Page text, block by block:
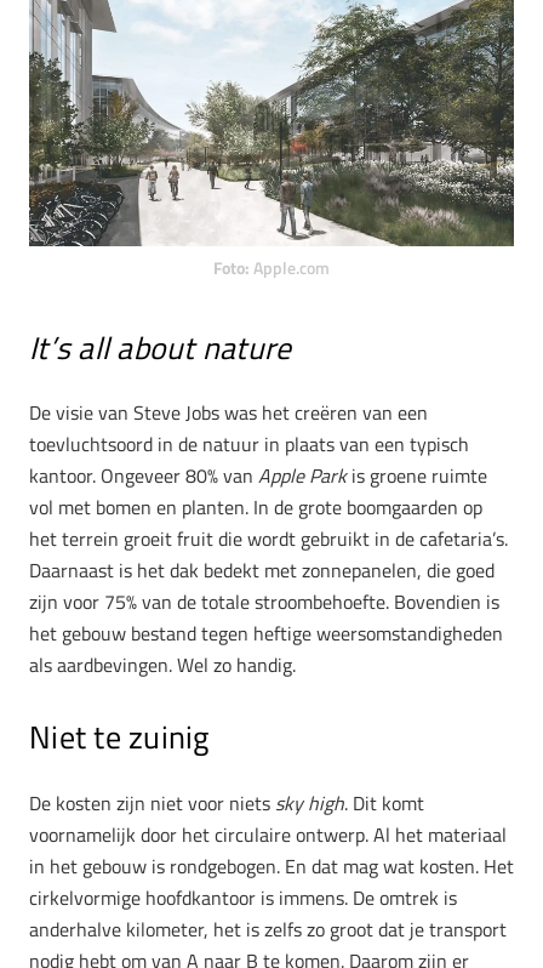
Foto: Apple.com
It’s all about nature
De visie van Steve Jobs was het creëren van een
toevluchtsoord in de natuur in plaats van een typisch
kantoor. Ongeveer 80% van Apple Parkis groene ruimte
vol met bomen en planten. In de grote boomgaarden op
het terrein groeit fruit die wordt gebruikt in de cafetaria’s.
Daarnaast is het dak bedekt met zonnepanelen, die goed
zijn voor 75% van de totale stroombehoefte. Bovendien is
het gebouw bestand tegen heftige weersomstandigheden
als aardbevingen. Wel zo handig.
Niet te zuinig
De kosten zijn niet voor niets sky high. Dit komt
voornamelijk door het circulaire ontwerp. Al het materiaal
in het gebouw is rondgebogen. En dat mag wat kosten. Het
cirkelvormige hoofdkantoor is immens. De omtrek is
anderhalve kilometer, het is zelfs zo groot dat je transport
nodig hebt om van A naar B te komen. Daarom zijn er